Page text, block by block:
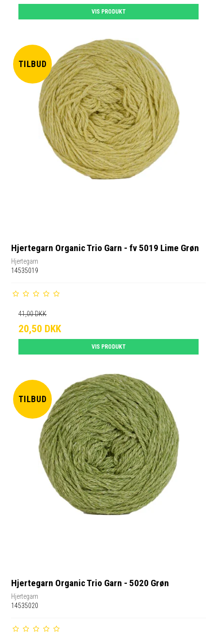
VIS PRODUKT
TILBUD
Hjertegarn Organic Trio Garn - fv 5019 Lime Grøn
Hjertegarn
14535019
41,00 DKK
20,50 DKK
VIS PRODUKT
TILBUD
Hjertegarn Organic Trio Garn - 5020 Grøn
Hjertegarn
14535020